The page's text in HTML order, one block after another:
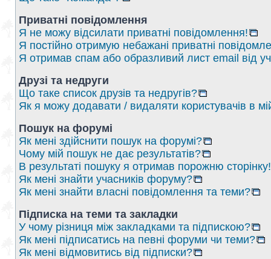
Приватні повідомлення
Я не можу відсилати приватні повідомлення!
Я постійно отримую небажані приватні
Я отримав спам або образливий лист email від
Друзі та недруги
Що таке список друзів та недругів?
Як я можу додавати / видаляти користувачів в
Пошук на форумі
Як мені здійснити пошук на форумі?
Чому мій пошук не дає результатів?
В результаті пошуку я отримав порожню сторінку!
Як мені знайти учасників форуму?
Як мені знайти власні повідомлення та теми?
Підписка на теми та закладки
У чому різниця між закладками та підпискою?
Як мені підписатись на певні форуми чи теми?
Як мені відмовитись від підписки?